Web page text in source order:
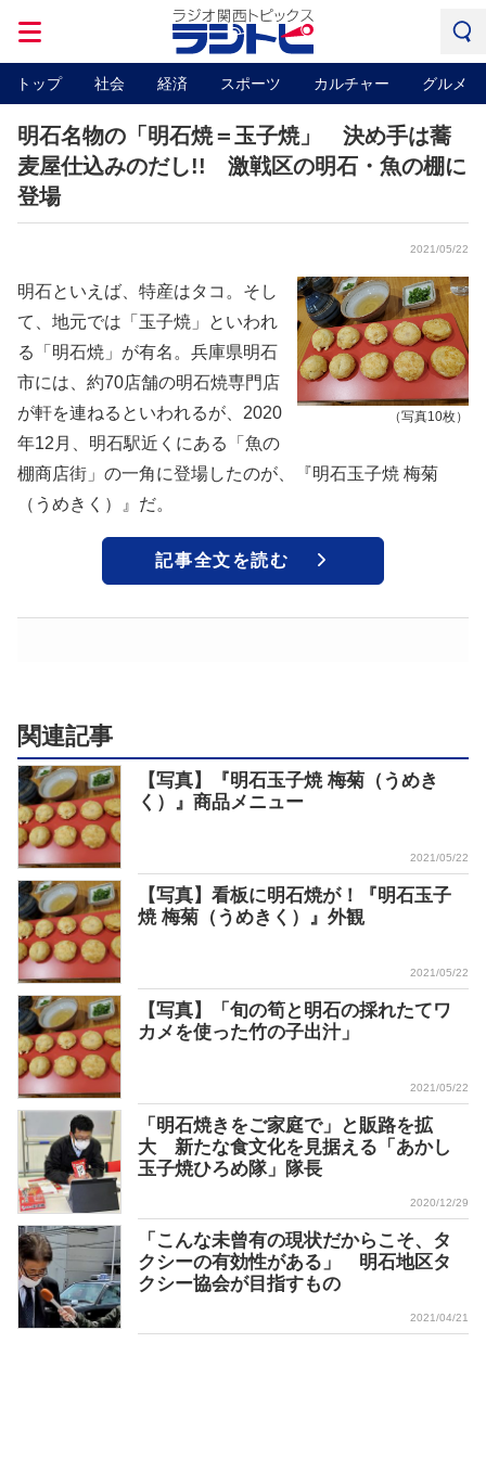
トップ 社会 経済 スポーツ カルチャー グルメ
明石名物の「明石焼＝玉子焼」 決め手は蕎
麦屋仕込みのだし!! 激戦区の明石・魚の棚に
登場
2021/05/22
（写真10枚）
明石といえば、特産はタコ。そし
て、地元では「玉子焼」といわれ
る「明石焼」が有名。兵庫県明石
市には、約70店舗の明石焼専門店
が軒を連ねるといわれるが、2020
年12月、明石駅近くにある「魚の
棚商店街」の一角に登場したのが、『明石玉子焼 梅菊
（うめきく）』だ。
記事全文を読む
関連記事
【写真】『明石玉子焼 梅菊（うめき
く）』商品メニュー
2021/05/22
【写真】看板に明石焼が！『明石玉子
焼 梅菊（うめきく）』外観
2021/05/22
【写真】「旬の筍と明石の採れたてワ
カメを使った竹の子出汁」
2021/05/22
「明石焼きをご家庭で」と販路を拡
大 新たな食文化を見据える「あかし
玉子焼ひろめ隊」隊長
2020/12/29
「こんな未曾有の現状だからこそ、タ
クシーの有効性がある」 明石地区タ
クシー協会が目指すもの
2021/04/21